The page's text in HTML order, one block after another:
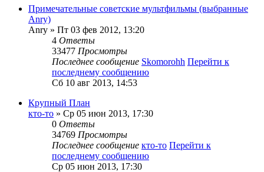
Примечательные советские мультфильмы (выбранные
Anry)
Anry » Пт 03 фев 2012, 13:20
4 Ответы
33477 Просмотры
Последнее сообщение Skomorohh Перейти к
последнему сообщению
Сб 10 авг 2013, 14:53
Крупный План
кто-то » Ср 05 июн 2013, 17:30
0 Ответы
34769 Просмотры
Последнее сообщение кто-то Перейти к
последнему сообщению
Ср 05 июн 2013, 17:30